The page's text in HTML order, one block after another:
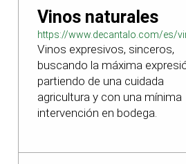
Vinos naturales
https://www.decantalo.com/es/
Vinos expresivos, sinceros,
buscando la máxima
partiendo de una cuidada
agricultura y con una mínima
intervención en bodega.